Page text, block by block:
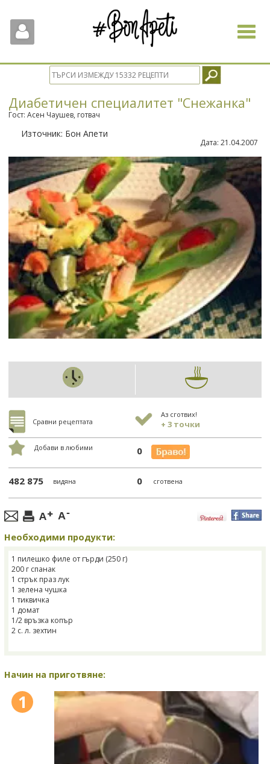
Toggle
Диабетичен специалитет "Снежанка"
Гост: Асен Чаушев, готвач
Източник: Бон Апети
Дата: 21.04.2007
Сравни рецептата
Аз сготвих!
+ 3 точки
Добави в любими 0
482 875 видяна 0 сготвена
Необходими продукти:
1 пилешко филе от гърди (250 г)
200 г спанак
1 стрък праз лук
1 зелена чушка
1 тиквичка
1 домат
1/2 връзка копър
2 с. л. зехтин
Начин на приготвяне:
1